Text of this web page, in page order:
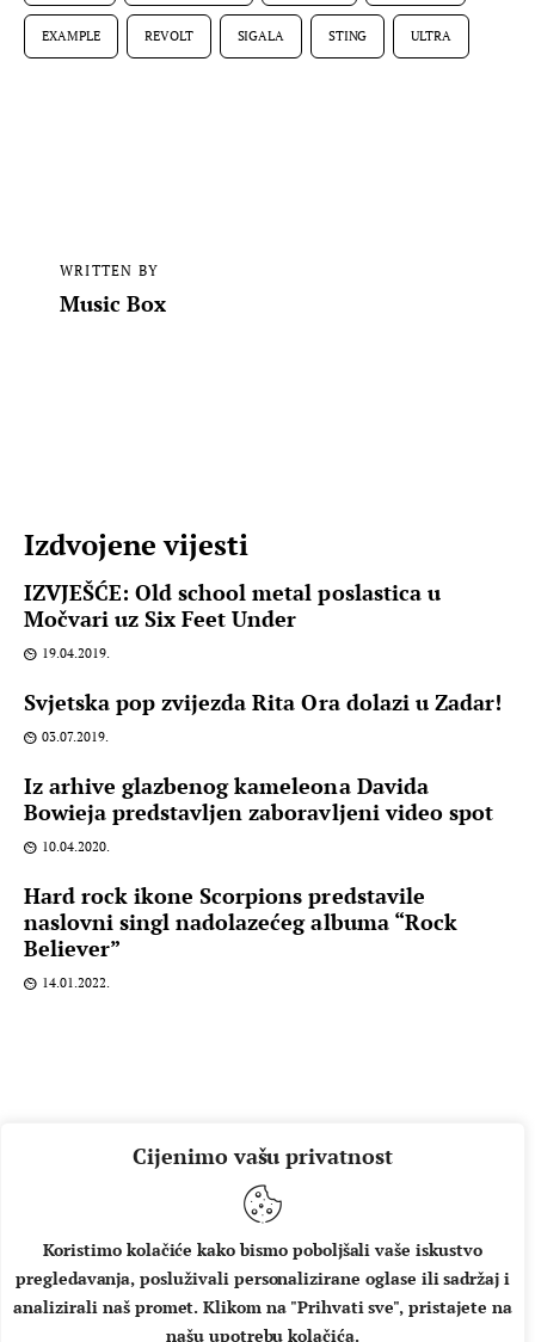
Cijenimo vašu privatnost
Koristimo kolačiće kako bismo poboljšali vaše iskustvo
pregledavanja, posluživali personalizirane oglase ili sadržaj i
analizirali naš promet. Klikom na "Prihvati sve", pristajete na
našu upotrebu kolačića.
EXAMPLE REVOLT SIGALA STING ULTRA
WRITTEN BY
Music Box
Izdvojene vijesti
IZVJEŠĆE: Old school metal poslastica u
Močvari uz Six Feet Under
19.04.2019.
Svjetska pop zvijezda Rita Ora dolazi u Zadar!
03.07.2019.
Iz arhive glazbenog kameleona Davida
Bowieja predstavljen zaboravljeni video spot
10.04.2020.
Hard rock ikone Scorpions predstavile
naslovni singl nadolazećeg albuma “Rock
Believer”
14.01.2022.
O NAMA IMPRESSUM UVJETI KORIŠTENJA